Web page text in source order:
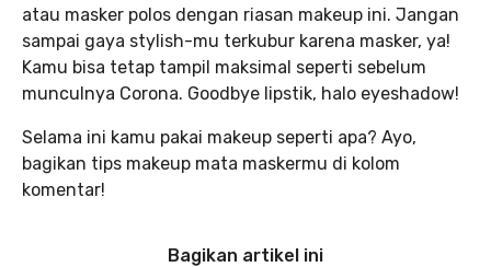
atau masker polos dengan riasan makeup ini. Jangan
sampai gaya stylish-mu terkubur karena masker, ya!
Kamu bisa tetap tampil maksimal seperti sebelum
munculnya Corona. Goodbye lipstik, halo eyeshadow!
Selama ini kamu pakai makeup seperti apa? Ayo,
bagikan tips makeup mata maskermu di kolom
komentar!
Bagikan artikel ini